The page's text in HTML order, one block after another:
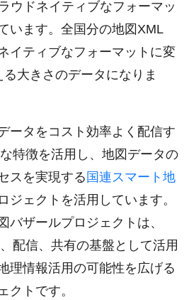
ウドネイティブなフォーマッ
います。全国分の地図XML
イティブなフォーマットに変
大きさのデータになりま
ータをコスト効率よく配信す
特徴を活用し、地図データの
スを実現する 国連スマート地
ジェクトを活用しています。
バザールプロジェクトは、
配信、共有の基盤として活用
理情報活用の可能性を広げる
クトです。